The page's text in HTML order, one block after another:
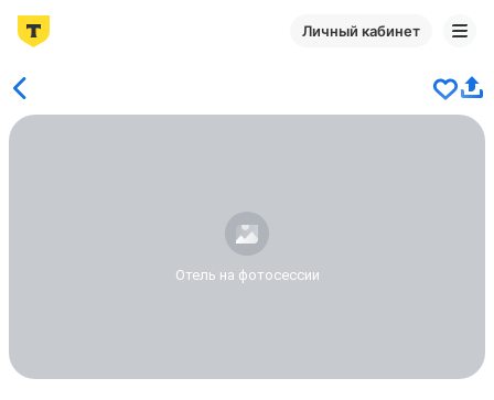
Личный кабинет
Отель на фотосессии